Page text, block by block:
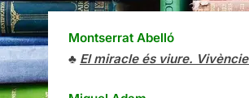
Montserrat Abelló
♣ El miracle és viure.